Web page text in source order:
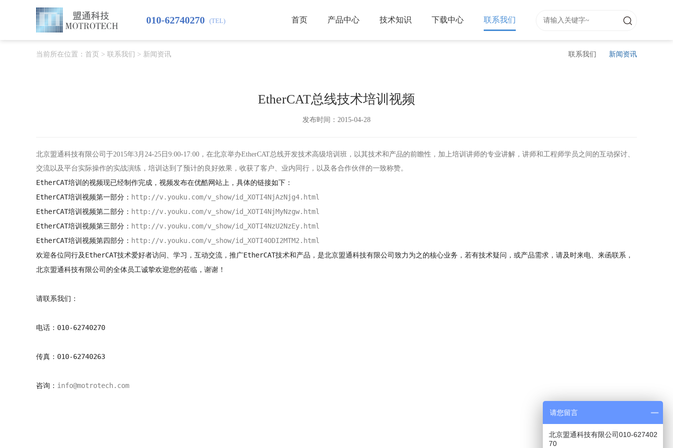
首页 产品中心 技术知识 下载中心 联系我们
010-62740270 (TEL)
当前所在位置： 首页 > 联系我们 > 新闻资讯 联系我们 新闻资讯
EtherCAT总线技术培训视频
发布时间：2015-04-28
北京盟通科技有限公司于2015年3月24-25日9:00-17:00，在北京举办EtherCAT总线开发技术高级培训班，以其技术和产品的前瞻性，加上培训讲师的专业讲解，讲师和工程师学员之间的互动探讨、
交流以及平台实际操作的实战演练，培训达到了预计的良好效果，收获了客户、业内同行，以及各合作伙伴的一致称赞。
EtherCAT培训的视频现已经制作完成，视频发布在优酷网站上，具体的链接如下：
EtherCAT培训视频第一部分： http://v.youku.com/v_show/id_XOTI4NjAzNjg4.html
EtherCAT培训视频第二部分： http://v.youku.com/v_show/id_XOTI4NjMyNzgw.html
EtherCAT培训视频第三部分： http://v.youku.com/v_show/id_XOTI4NzU2NzEy.html
EtherCAT培训视频第四部分： http://v.youku.com/v_show/id_XOTI4ODI2MTM2.html
欢迎各位同行及EtherCAT技术爱好者访问、学习，互动交流，推广EtherCAT技术和产品，是北京盟通科技有限公司致力为之的核心业务，若有技术疑问，或产品需求，请及时来电、来函联系，
北京盟通科技有限公司的全体员工诚挚欢迎您的莅临，谢谢！
请联系我们：
电话：010-62740270
传真：010-62740263
咨询： info@motrotech.com
请您留言
北京盟通科技有限公司010-627402
70